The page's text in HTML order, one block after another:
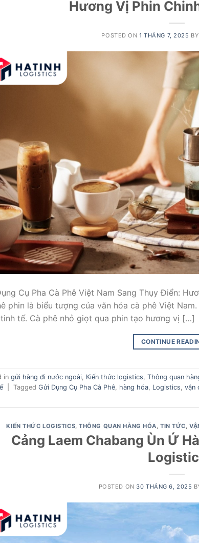
Hương Vị Phin
POSTED ON1 THÁNG 7, 2025 BY
Cụ Pha Cà Phê Việt Nam Sang Thụy Điển:
phin là biểu tượng của văn hóa cà phê Việt
tế. Cà phê nhỏ giọt qua phin tạo hương vị […]
CONTINUE
in gửi hàng đi nước ngoài Kiến thức logistics Thông quan
Tagged Gửi Dụng Cụ Pha Cà Phê hàng hóa Logistics vận
KIẾN THỨC LOGISTICS ,THÔNG QUAN HÀNG HÓA TIN TỨC ,
Cảng Laem Chabang Ùn Ứ
POSTED ON 30 THÁNG 6, 2025